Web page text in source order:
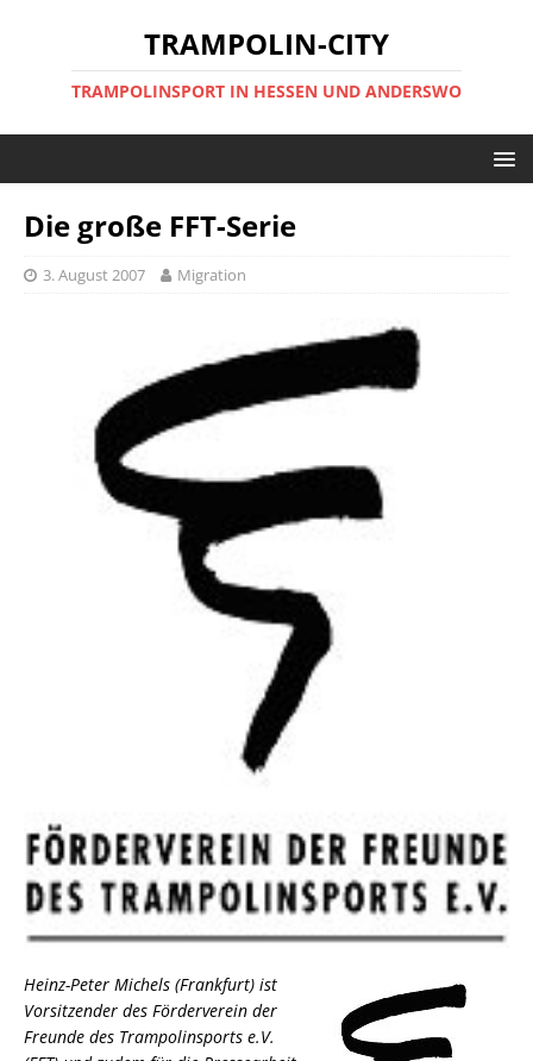
TRAMPOLIN-CITY
TRAMPOLINSPORT IN HESSEN UND ANDERSWO
Die große FFT-Serie
3. August 2007 Migration
Heinz-Peter Michels (Frankfurt) ist
Vorsitzender des Förderverein der
Freunde des Trampolinsports e.V.